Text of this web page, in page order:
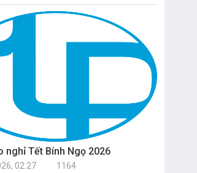
nghỉ Tết Bính Ngọ 2026
02:27
1164